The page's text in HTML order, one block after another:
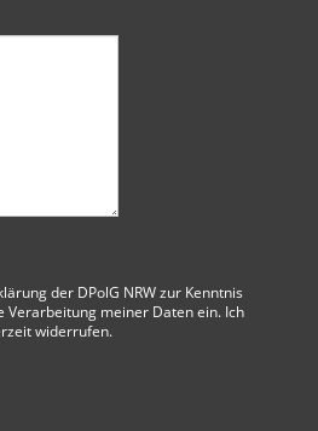
der DPolG NRWzur Kenntnis
Verarbeitung meiner Daten ein. Ich
widerrufen.